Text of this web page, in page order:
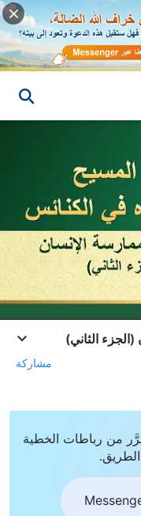
الثاني)
مشاركة
من رباطات الخطية
الطريق.